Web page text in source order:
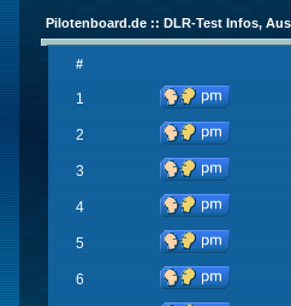
Pilotenboard.de :: DLR-Test Infos,
#
1
2
3
4
5
6